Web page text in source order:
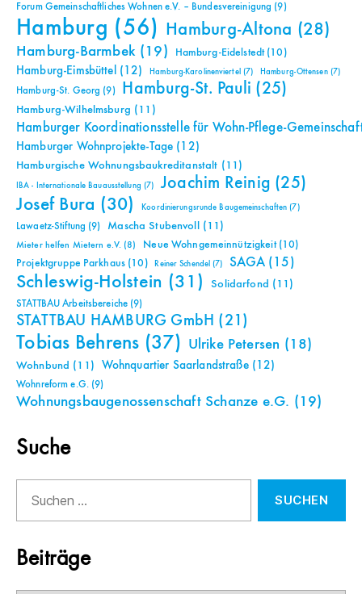
Forum Gemeinschaftliches Wohnen e.V. – Bundesvereinigung (9)
Hamburg (56) Hamburg-Altona (28)
Hamburg-Barmbek(19) Hamburg-Eidelstedt(10)
Hamburg-Eimsbüttel (12) Hamburg-Karolinenviertel (7) Hamburg-Ottensen(7)
Hamburg-St. Georg (9) Hamburg-St. Pauli (25)
Hamburg-Wilhelmsburg (11)
Hamburger Koordinationsstelle für Wohn-Pflege-
Hamburger Wohnprojekte-Tage (12)
Hamburgische Wohnungsbaukreditanstalt (11)
IBA - Internationale Bauausstellung (7) Joachim Reinig (25)
Josef Bura (30) Koordinierungsrunde Baugemeinschaften (7)
Lawaetz-Stiftung (9) Mascha Stubenvoll (11)
Mieter helfen Mietern e.V. (8) Neue Wohngemeinnützigkeit(10)
Projektgruppe Parkhaus (10) Reiner Schendel (7) SAGA(15)
Schleswig-Holstein (31) Solidarfond (11)
STATTBAU Arbeitsbereiche (9)
STATTBAU HAMBURG GmbH (21)
Tobias Behrens (37) Ulrike Petersen (18)
Wohnbund (11) Wohnquartier Saarlandstraße(12)
Wohnreform e.G.(9)
Wohnungsbaugenossenschaft Schanze e.G. (19)
Suche
nach:
Beiträge